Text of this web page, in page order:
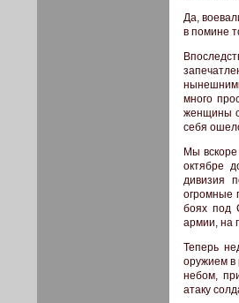
Да,
в помине
много
женщины
себя
Мы вскоре
октябре
дивизия
огромные
боях под
армии, на
Теперь
оружием в
небом,
атаку